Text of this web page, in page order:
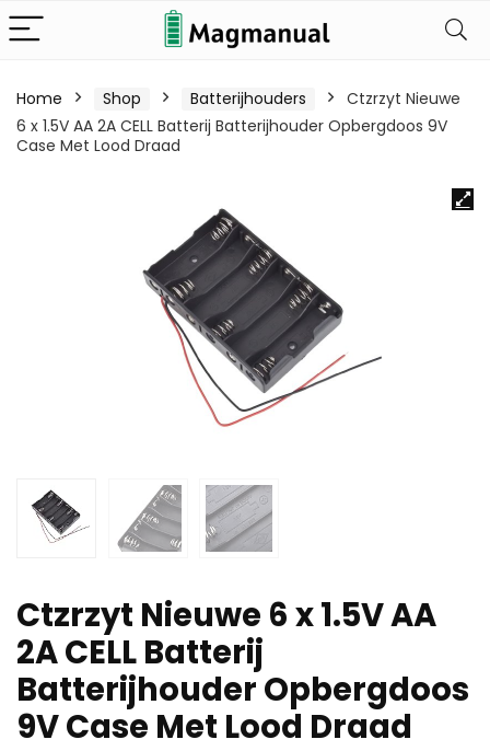
Home Shop Batterijhouders
Ctzrzyt Nieuwe
6 x 1.5V AA 2A CELL Batterij Batterijhouder Opbergdoos 9V
Case Met Lood Draad
Ctzrzyt Nieuwe 6 x 1.5V AA
2A CELL Batterij
Batterijhouder Opbergdoos
9V Case Met Lood Draad